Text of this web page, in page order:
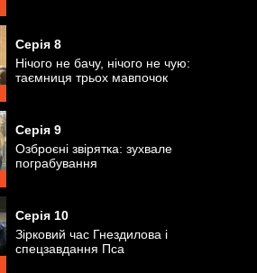
Серія 8
Нічого не бачу, нічого не чую:
таємниця трьох мавпочок
Серія 9
Озброєні звірятка: зухвале
пограбування
Серія 10
Зірковий час Гнездилова і
спецзавдання Пса